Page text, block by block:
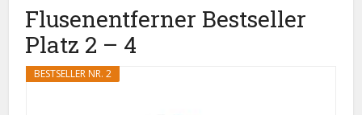
Flusenentferner Bestseller
Platz 2 – 4
BESTSELLER NR. 2